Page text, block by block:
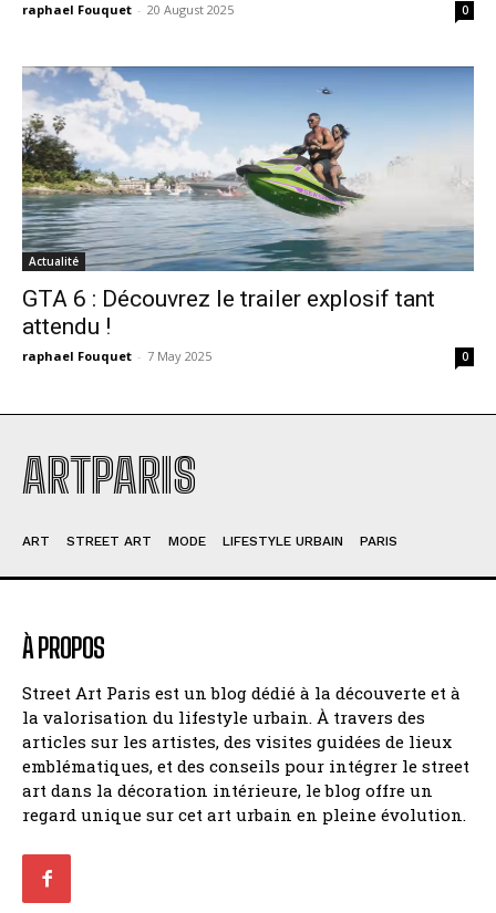
raphael Fouquet - 20 August 2025 0
Actualité
GTA 6 : Découvrez le trailer explosif tant
attendu !
raphael Fouquet - 7 May 2025 0
ARTPARIS
ART STREET ART MODE LIFESTYLE URBAIN PARIS
À PROPOS
Street Art Paris est un blog dédié à la découverte et à
la valorisation du lifestyle urbain. À travers des
articles sur les artistes, des visites guidées de lieux
emblématiques, et des conseils pour intégrer le street
art dans la décoration intérieure, le blog offre un
regard unique sur cet art urbain en pleine évolution.